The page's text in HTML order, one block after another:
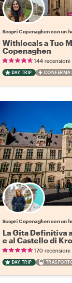
Scegli il
Scopri Copenaghen con un
Withlocals a Tuo
Copenaghen
144 recensioni
DAY TRIP CONFERMA
Scegli il
Scopri Copenaghen con un
La Gita Definitiva
e al Castello di
170 recensioni
DAY TRIP